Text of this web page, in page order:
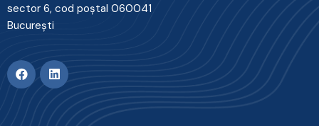
sector 6, cod poştal 060041
Bucureşti